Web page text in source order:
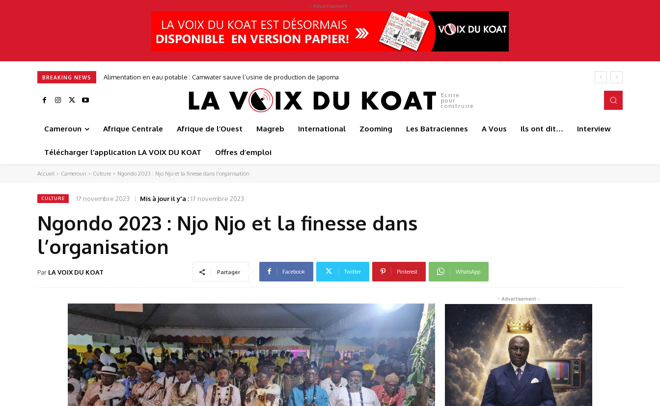
- Advertisement -
BREAKING NEWS Alimentation en eau potable : Camwater sauve l’usine de production de Japoma
Entrepreneuriat : ITGStore mise sur 30 jeunes pour faire éclore une nouvelle génération d’entrepreneurs avec ANDJEUN
Ecrire
pour
construire
Cameroun Afrique Centrale Afrique de l’Ouest Magreb International Zooming Les Batraciennes A Vous Ils ont dit… Interview
Télécharger l’application LA VOIX DU KOAT Offres d’emploi
Accueil Cameroun Culture Ngondo 2023 : Njo Njo et la finesse dans l’organisation
CULTURE 17 novembre 2023 Mis à jour il y'a :17 novembre 2023
Ngondo 2023 : Njo Njo et la finesse dans
l’organisation
Par LA VOIX DU KOAT Partager Facebook Twitter Pinterest WhatsApp
- Advertisement -